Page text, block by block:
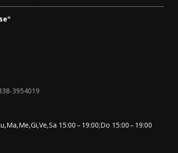
3954019
15:00 – 19:00;Do 15:00 – 19:00